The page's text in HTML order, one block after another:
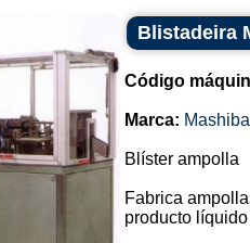
Blistadeira
Código
Marca: Mashiba
Blíster ampolla
Fabrica
producto